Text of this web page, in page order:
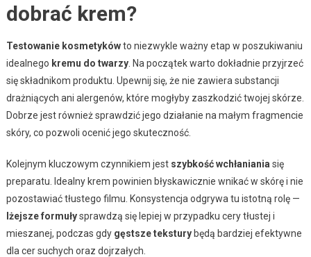
dobrać krem?
Testowanie kosmetykówto niezwykle ważny etap w poszukiwaniu
idealnego kremu do twarzy. Na początek warto dokładnie przyjrzeć
się składnikom produktu. Upewnij się, że nie zawiera substancji
drażniących ani alergenów, które mogłyby zaszkodzić twojej skórze.
Dobrze jest również sprawdzić jego działanie na małym fragmencie
skóry, co pozwoli ocenić jego skuteczność.
Kolejnym kluczowym czynnikiem jest szybkość wchłaniania się
preparatu. Idealny krem powinien błyskawicznie wnikać w skórę i nie
pozostawiać tłustego filmu. Konsystencja odgrywa tu istotną rolę —
lżejsze formułysprawdzą się lepiej w przypadku cery tłustej i
mieszanej, podczas gdy gęstsze teksturybędą bardziej efektywne
dla cer suchych oraz dojrzałych.